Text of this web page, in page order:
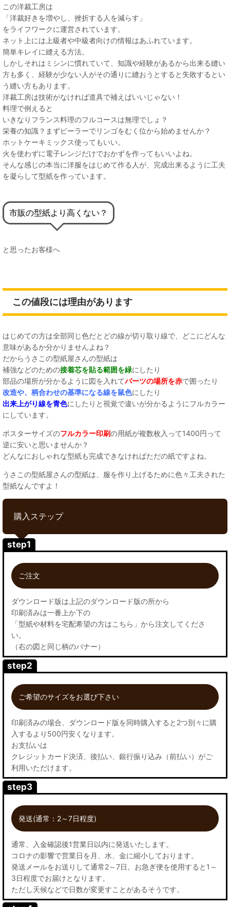
この洋裁工房は
「洋裁好きを増やし、挫折する人を減らす」
をライフワークに運営されています。
ネット上には上級者や中級者向けの情報はあふれています。
簡単キレイに縫える方法。
しかしそれはミシンに慣れていて、知識や経験があるから出来る縫い
方も多く、経験が少ない人がその通りに縫おうとすると失敗するとい
う縫い方もあります。
洋裁工房は技術がなければ道具で補えばいいじゃない！
料理で例えると
いきなりフランス料理のフルコースは無理でしょ？
栄養の知識？まずピーラーでリンゴをむく位から始めませんか？
ホットケーキミックス使ってもいい。
火を使わずに電子レンジだけでおかずを作ってもいいよね。
そんな感じの本当に洋服をはじめて作る人が、完成出来るように工夫
を凝らして型紙を作っています。
市販の型紙より高くない？
と思ったお客様へ
この値段には理由があります
はじめての方は全部同じ色だとどの線が切り取り線で、どこにどんな
意味があるか分かりませんよね？
だからうさこの型紙屋さんの型紙は
補強などのための接着芯を貼る範囲を緑にしたり
部品の場所が分かるように図を入れてパーツの場所を赤で囲ったり
改造や、柄合わせの基準になる線を鼠色にしたり
出来上がり線を青色にしたりと視覚で違いが分かるようにフルカラー
にしています。
ポスターサイズのフルカラー印刷の用紙が複数枚入って1400円って
逆に安いと思いませんか？
どんなにおしゃれな型紙も完成できなければただの紙ですよね。
うさこの型紙屋さんの型紙は、服を作り上げるために色々工夫された
型紙なんですよ！
購入ステップ
step1
ご注文
ダウンロード版は上記のダウンロード版の所から
印刷済みは一番上か下の
「型紙や材料を宅配希望の方はこちら」から注文してくださ
い。
（右の図と同じ柄のバナー）
step2
ご希望のサイズをお選び下さい
印刷済みの場合、ダウンロード版を同時購入すると2つ別々に購
入するより500円安くなります。
お支払いは
クレジットカード決済、後払い、銀行振り込み（前払い）がご
利用いただけます。
step3
発送(通常：2～7日程度)
通常、入金確認後1営業日以内に発送いたします。
コロナの影響で営業日を月、水、金に縮小しております。
発送メールをお送りして通常2～7日。お急ぎ便を使用すると1～
3日程度でお届けとなります。
ただし天候などで日数が変更すことがあるそうです。